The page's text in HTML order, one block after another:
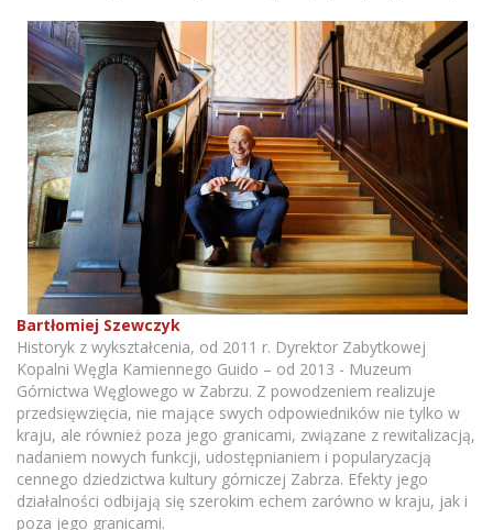
Bartłomiej Szewczyk
Historyk z wykształcenia, od 2011 r. Dyrektor Zabytkowej
Kopalni Węgla Kamiennego Guido – od 2013 - Muzeum
Górnictwa Węglowego w Zabrzu. Z powodzeniem realizuje
przedsięwzięcia, nie mające swych odpowiedników nie tylko w
kraju, ale również poza jego granicami, związane z rewitalizacją,
nadaniem nowych funkcji, udostępnianiem i popularyzacją
cennego dziedzictwa kultury górniczej Zabrza. Efekty jego
działalności odbijają się szerokim echem zarówno w kraju, jak i
poza jego granicami.